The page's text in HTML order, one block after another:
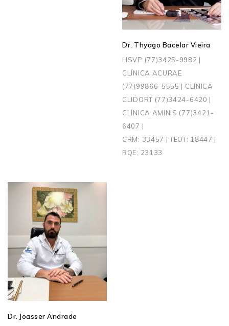
Dr. Thyago Bacelar Vieira
HSVP (77)3425-9982 |
CLÍNICA ACURAE
(77)99866-5555 | CLÍNICA
CLIDORT (77)3424-6420 |
CLÍNICA AMINIS (77)3421-
6407 |
CRM: 33457 | TEOT: 18447 |
RQE: 23133
Dr. Joasser Andrade